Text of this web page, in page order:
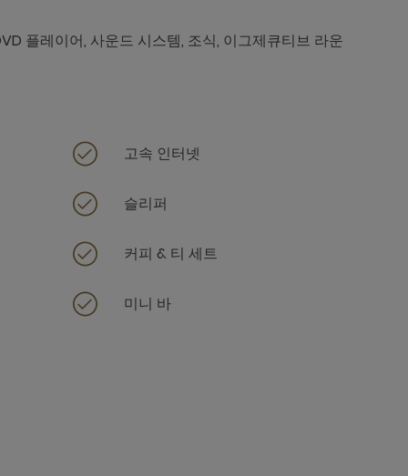
플레이어, 사운드 시스템, 조식, 이그제큐티브 라운
고속 인터넷
슬리퍼
커피 & 티 세트
미니 바